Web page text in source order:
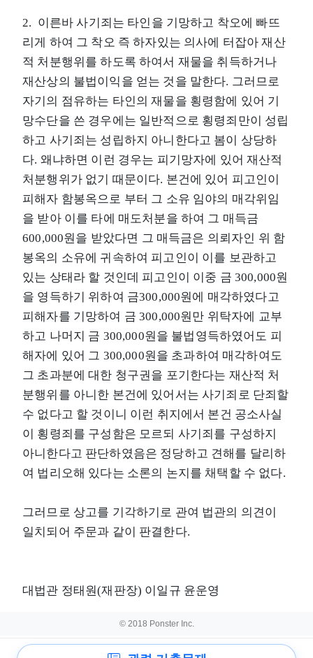
2. 이른바 사기죄는 타인을 기망하고 착오에 빠뜨
리게 하여 그 착오 즉 하자있는 의사에 터잡아 재산
적 처분행위를 하도록 하여서 재물을 취득하거나
재산상의 불법이익을 얻는 것을 말한다. 그러므로
자기의 점유하는 타인의 재물을 횡령함에 있어 기
망수단을 쓴 경우에는 일반적으로 횡령죄만이 성립
하고 사기죄는 성립하지 아니한다고 봄이 상당하
다. 왜냐하면 이런 경우는 피기망자에 있어 재산적
처분행위가 없기 때문이다. 본건에 있어 피고인이
피해자 함봉옥으로 부터 그 소유 임야의 매각위임
을 받아 이를 타에 매도처분을 하여 그 매득금
600,000원을 받았다면 그 매득금은 의뢰자인 위 함
봉옥의 소유에 귀속하여 피고인이 이를 보관하고
있는 상태라 할 것인데 피고인이 이중 금 300,000원
을 영득하기 위하여 금300,000원에 매각하였다고
피해자를 기망하여 금 300,000원만 위탁자에 교부
하고 나머지 금 300,000원을 불법영득하였어도 피
해자에 있어 그 300,000원을 초과하여 매각하여도
그 초과분에 대한 청구권을 포기한다는 재산적 처
분행위를 아니한 본건에 있어서는 사기죄로 단죄할
수 없다고 할 것이니 이런 취지에서 본건 공소사실
이 횡령죄를 구성함은 모르되 사기죄를 구성하지
아니한다고 판단하였음은 정당하고 견해를 달리하
여 법리오해 있다는 소론의 논지를 채택할 수 없다.
그러므로 상고를 기각하기로 관여 법관의 의견이
일치되어 주문과 같이 판결한다.
대법관 정태원(재판장) 이일규 윤운영
© 2018 Ponster Inc.